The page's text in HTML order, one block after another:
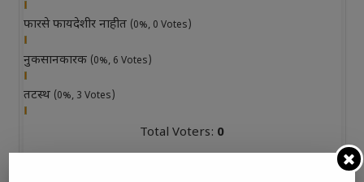
फारसे फायदेशीर नाहीत (0%, 0 Votes)
नुकसानकारक (0%, 6 Votes)
तटस्थ (0%, 3 Votes)
Total Voters: 0